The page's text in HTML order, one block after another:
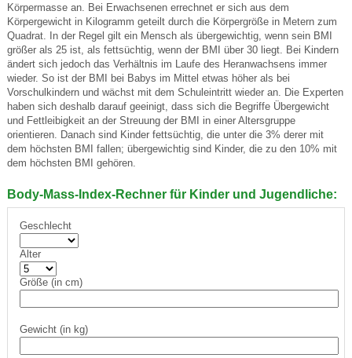
Körpermasse an. Bei Erwachsenen errechnet er sich aus dem
Körpergewicht in Kilogramm geteilt durch die Körpergröße in Metern zum
Quadrat. In der Regel gilt ein Mensch als übergewichtig, wenn sein BMI
größer als 25 ist, als fettsüchtig, wenn der BMI über 30 liegt. Bei Kindern
ändert sich jedoch das Verhältnis im Laufe des Heranwachsens immer
wieder. So ist der BMI bei Babys im Mittel etwas höher als bei
Vorschulkindern und wächst mit dem Schuleintritt wieder an. Die Experten
haben sich deshalb darauf geeinigt, dass sich die Begriffe Übergewicht
und Fettleibigkeit an der Streuung der BMI in einer Altersgruppe
orientieren. Danach sind Kinder fettsüchtig, die unter die 3% derer mit
dem höchsten BMI fallen; übergewichtig sind Kinder, die zu den 10% mit
dem höchsten BMI gehören.
Body-Mass-Index-Rechner für Kinder und Jugendliche:
Geschlecht
Alter
Größe (in cm)
Gewicht (in kg)